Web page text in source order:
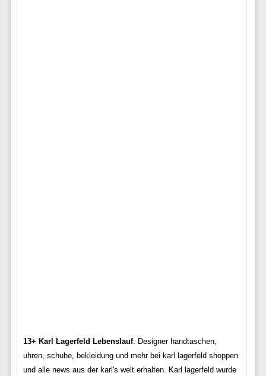
13+ Karl Lagerfeld Lebenslauf. Designer handtaschen,
uhren, schuhe, bekleidung und mehr bei karl lagerfeld shoppen
und alle news aus der karl's welt erhalten. Karl lagerfeld wurde